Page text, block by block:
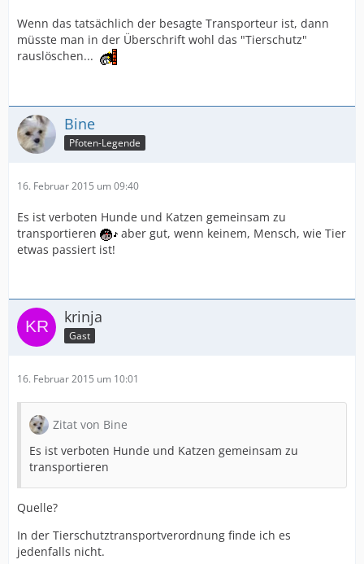
Wenn das tatsächlich der besagte Transporteur ist, dann
müsste man in der Überschrift wohl das "Tierschutz"
rauslöschen...
Bine
Pfoten-Legende
16. Februar 2015 um 09:40
Es ist verboten Hunde und Katzen gemeinsam zu
transportieren
aber gut, wenn keinem, Mensch, wie Tier
etwas passiert ist!
krinja
Gast
16. Februar 2015 um 10:01
Zitat von Bine
Es ist verboten Hunde und Katzen gemeinsam zu
transportieren
Quelle?
In der Tierschutztransportverordnung finde ich es
jedenfalls nicht.